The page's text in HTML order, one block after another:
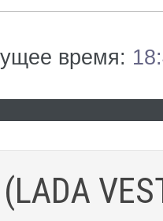
время: